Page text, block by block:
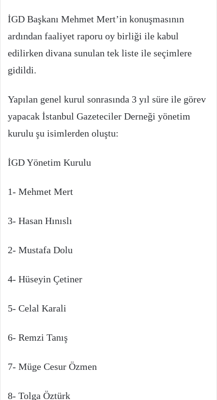
İGD Başkanı Mehmet Mert’in konuşmasının
ardından faaliyet raporu oy birliği ile kabul
edilirken divana sunulan tek liste ile seçimlere
gidildi.
Yapılan genel kurul sonrasında 3 yıl süre ile görev
yapacak İstanbul Gazeteciler Derneği yönetim
kurulu şu isimlerden oluştu:
İGD Yönetim Kurulu
1- Mehmet Mert
3- Hasan Hınıslı
2- Mustafa Dolu
4- Hüseyin Çetiner
5- Celal Karali
6- Remzi Tanış
7- Müge Cesur Özmen
8- Tolga Öztürk